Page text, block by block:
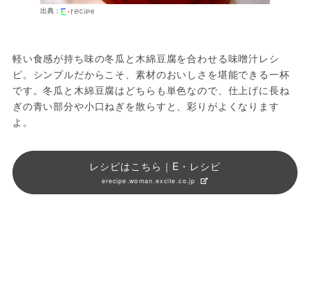
出典：
軽い食感が持ち味の冬瓜と木綿豆腐を合わせる味噌汁レシ
ピ。シンプルだからこそ、素材のおいしさを堪能できる一杯
です。冬瓜と木綿豆腐はどちらも単色なので、仕上げに長ね
ぎの青い部分や小口ねぎを散らすと、彩りがよくなります
よ。
レシピはこちら｜E・レシピ
erecipe.woman.excite.co.jp